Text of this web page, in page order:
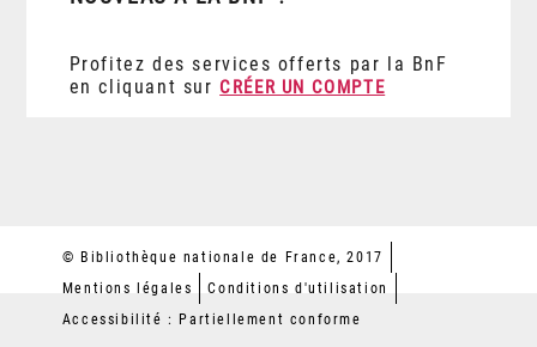
Profitez des services offerts par la BnF
en cliquant sur CRÉER UN COMPTE
© Bibliothèque nationale de France, 2017
Mentions légales
Conditions d'utilisation
Accessibilité : Partiellement conforme